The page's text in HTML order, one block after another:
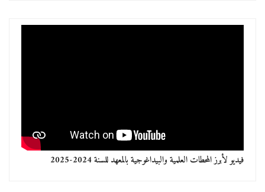
فيديو لأبرز المحطات العلمية والبيداغوجية بالمعهد للسنة 2024-2025